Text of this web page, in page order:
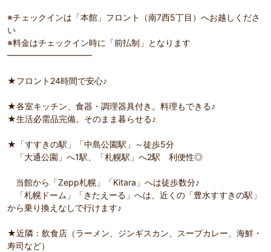
※チェックインは「本館」フロント（南7西5丁目）へお越しくださ
い
※料金はチェックイン時に「前払制」となります
━━━━━━━━━━
★フロント24時間で安心♪
★各室キッチン、食器・調理器具付き。料理もできる♪
★生活必需品完備。そのまま暮らせる♪
★「すすきの駅」「中島公園駅」～徒歩5分
「大通公園」へ1駅、「札幌駅」へ2駅 利便性◎
当館から「Zepp札幌」「Kitara」へは徒歩数分♪
「札幌ドーム」「きたえーる」へは、近くの「豊水すすきの駅」
から乗り換えなしで行けます♪
★近隣：飲食店（ラーメン、ジンギスカン、スープカレー、海鮮・
寿司など）